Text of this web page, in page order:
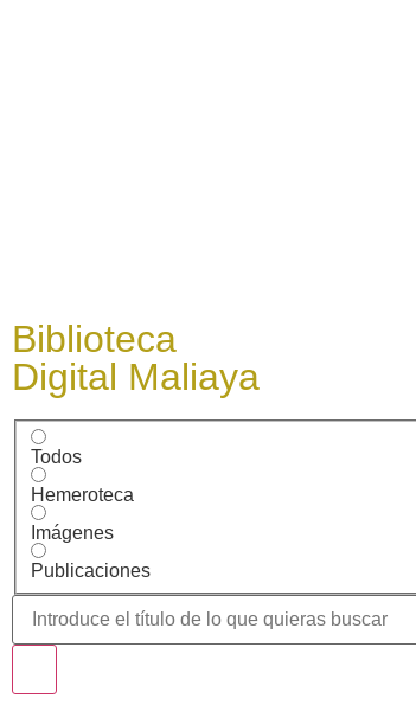
Biblioteca
Digital Maliaya
Todos
Hemeroteca
Imágenes
Publicaciones